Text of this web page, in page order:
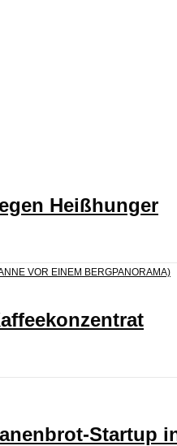
Heißhunger
Startup